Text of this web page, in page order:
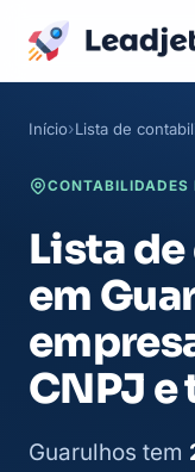
Início Lista de
CONTABILIDADES
Lista
em
CNPJ
Guarulhos tem